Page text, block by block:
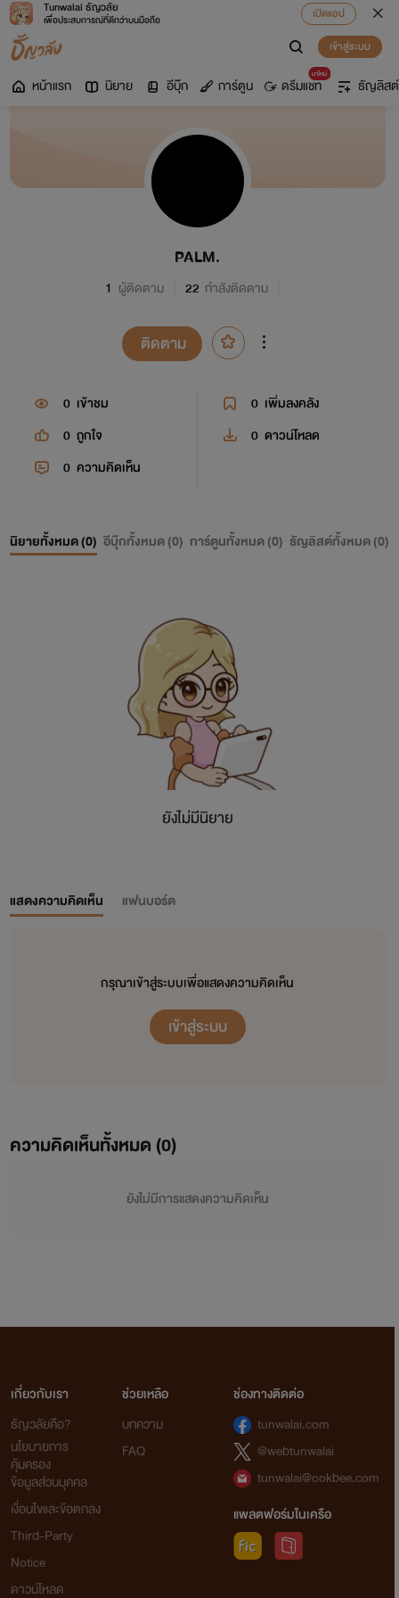
Tunwalai ธัญวลัย
เพื่อประสบการณ์ที่ดีกว่าบนมือถือ
เปิดแอป
เข้าสู่ระบบ
หน้าแรก นิยาย อีบุ๊ก การ์ตูน
มาใหม่
ดรีมแชท ธัญลิสต์
PALM.
1 ผู้ติดตาม 22 กำลังติดตาม
ติดตาม
0 เข้าชม 0 เพิ่มลงคลัง
0 ถูกใจ 0 ดาวน์โหลด
0 ความคิดเห็น
นิยายทั้งหมด (0) อีบุ๊กทั้งหมด (0) การ์ตูนทั้งหมด (0) ธัญลิสต์ทั้งหมด (0)
ยังไม่มีนิยาย
แสดงความคิดเห็น แฟนบอร์ด
กรุณาเข้าสู่ระบบเพื่อแสดงความคิดเห็น
เข้าสู่ระบบ
ความคิดเห็นทั้งหมด (0)
ยังไม่มีการแสดงความคิดเห็น
เกี่ยวกับเรา
ธัญวลัยคือ?
นโยบายการ
คุ้มครอง
ข้อมูลส่วนบุคคล
เงื่อนไขและข้อตกลง
Third-Party
Notice
ดาวน์โหลด
ช่วยเหลือ
บทความ
FAQ
ช่องทางติดต่อ
tunwalai.com
@webtunwalai
tunwalai@ookbee.com
แพลตฟอร์มในเครือ